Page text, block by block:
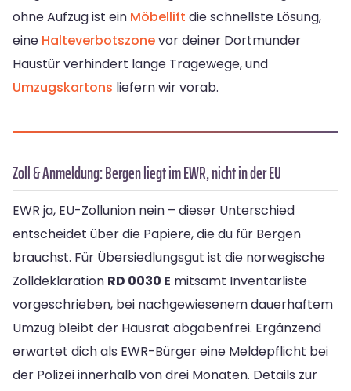
ohne Aufzug ist ein Möbellift die schnellste Lösung,
eine Halteverbotszonevor deiner Dortmunder
Haustür verhindert lange Tragewege, und
Umzugskartons liefern wir vorab.
Zoll & Anmeldung: Bergen liegt im EWR, nicht in der EU
EWR ja, EU-Zollunion nein – dieser Unterschied
entscheidet über die Papiere, die du für Bergen
brauchst. Für Übersiedlungsgut ist die norwegische
Zolldeklaration RD 0030 E mitsamt Inventarliste
vorgeschrieben, bei nachgewiesenem dauerhaftem
Umzug bleibt der Hausrat abgabenfrei. Ergänzend
erwartet dich als EWR-Bürger eine Meldepflicht bei
der Polizei innerhalb von drei Monaten. Details zur